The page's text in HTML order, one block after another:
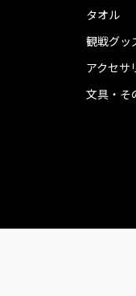
タオル
観戦グッ
アクセサ
文具・そ